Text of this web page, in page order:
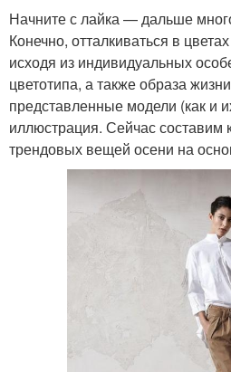
Начните с лайка — дальше
Конечно, отталкиваться в
исходя из индивидуальных
цветотипа, а также образа
представленные модели (как и
иллюстрация. Сейчас составим
трендовых вещей осени на